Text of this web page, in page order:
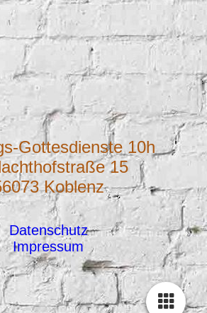
Gottesdienste 10h
15
Koblenz
Datenschutz
Impressum